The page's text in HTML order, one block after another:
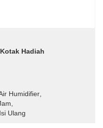
Hadiah
Humidifier
Ulang